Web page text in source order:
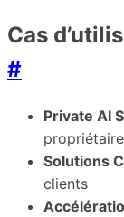
Cas
#
Private AI
Solutions
clients